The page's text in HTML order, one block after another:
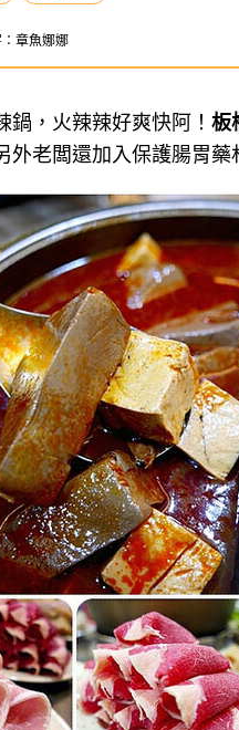
章魚娜娜
鍋，火辣辣好爽快阿！ 板
外老闆還加入保護腸胃